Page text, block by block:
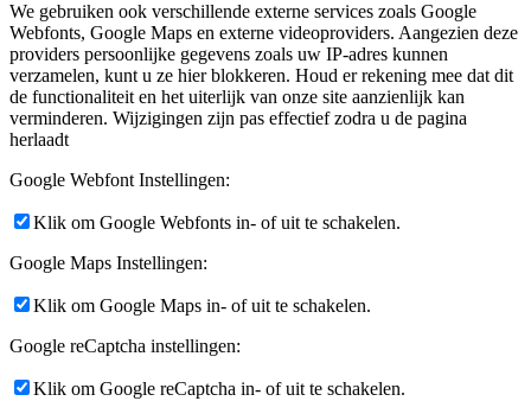
We gebruiken ook verschillende externe services zoals Google
Webfonts, Google Maps en externe videoproviders. Aangezien deze
providers persoonlijke gegevens zoals uw IP-adres kunnen
verzamelen, kunt u ze hier blokkeren. Houd er rekening mee dat dit
de functionaliteit en het uiterlijk van onze site aanzienlijk kan
verminderen. Wijzigingen zijn pas effectief zodra u de pagina
herlaadt
Google Webfont Instellingen:
Klik om Google Webfonts in- of uit te schakelen.
Google Maps Instellingen:
Klik om Google Maps in- of uit te schakelen.
Google reCaptcha instellingen:
Klik om Google reCaptcha in- of uit te schakelen.